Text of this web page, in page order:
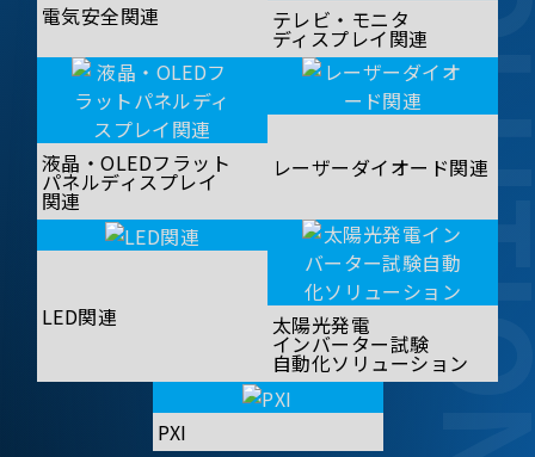
電気安全関連 テレビ・モニタ
ディスプレイ関連
液晶・OLEDフラット
パネルディスプレイ
関連
レーザーダイオード関連
LED関連 太陽光発電
インバーター試験
自動化ソリューション
PXI